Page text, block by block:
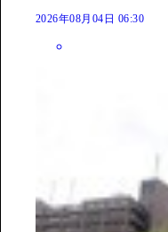
2026年08月04日 06:30